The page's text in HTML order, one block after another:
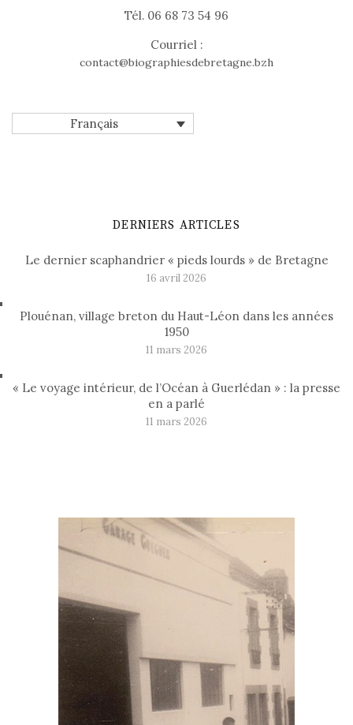
Tél. 06 68 73 54 96
Courriel :
contact@biographiesdebretagne.bzh
Français
DERNIERS ARTICLES
Le dernier scaphandrier « pieds lourds » de Bretagne
16 avril 2026
Plouénan, village breton du Haut-Léon dans les années
1950
11 mars 2026
« Le voyage intérieur, de l’Océan à Guerlédan » : la presse
en a parlé
11 mars 2026